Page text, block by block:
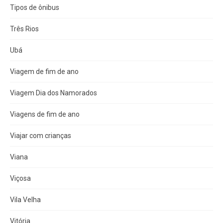
Tipos de ônibus
Três Rios
Ubá
Viagem de fim de ano
Viagem Dia dos Namorados
Viagens de fim de ano
Viajar com crianças
Viana
Viçosa
Vila Velha
Vitória